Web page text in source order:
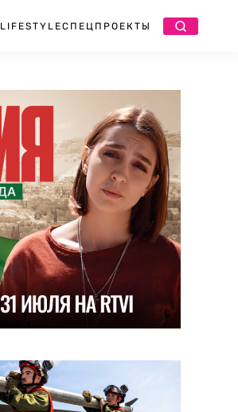
LIFESTYLEСПЕЦПРОЕКТЫ